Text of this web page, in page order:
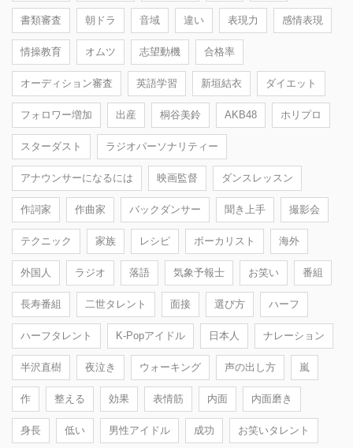
書類審査 朝ドラ 音域 違い 表現力 感情表現
情操教育 オムツ 志望動機 合格率
オーディション審査 英語学習 新垣結衣 ダイエット
フォロワー増加 出産 桐谷美鈴 AKB48 ホリプロ
スターダスト ラジオパーソナリティー
アナウンサーになるには 映画監督 ダンスレッスン
作詞家 作曲家 バックダンサー 聞き上手 撮影会
テクニック 家族 レシピ ボーカリスト 海外
外国人 ラジオ 落語 気象予報士 お笑い 番組
長寿番組 二世タレント 面接 選び方 ハーフ
ハーフタレント K-Popアイドル 日本人 ナレーション
半沢直樹 夜泣き ウォーキング 声の出し方 嵐
作 整える 効果 表情筋 内面 内面磨き
身長 低い 男性アイドル 成功 お笑いタレント